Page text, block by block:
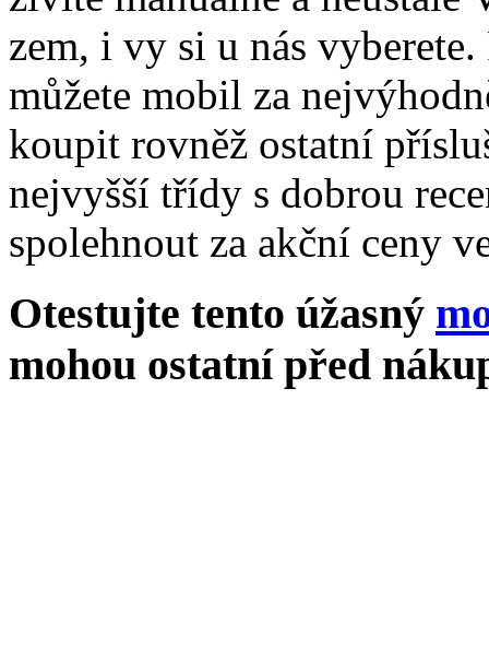
zem, i vy si u nás
můžete mobil za
koupit rovněž ostatní
nejvyšší třídy s dobrou
spolehnout za akční ceny
Otestujte tento úžasný
mohou ostatní před